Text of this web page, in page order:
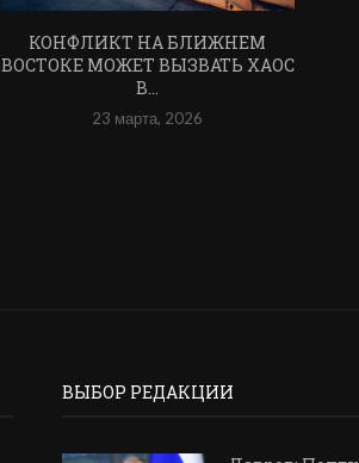
КОНФЛИКТ НА БЛИЖНЕМ
ВОСТОКЕ МОЖЕТ ВЫЗВАТЬ ХАОС
В...
23 марта, 2026
ВЫБОР РЕДАКЦИИ